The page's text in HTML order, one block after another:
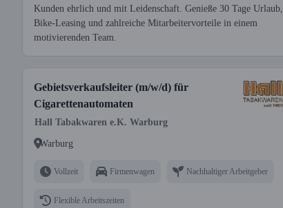
Kunden ehrlich und mit Leidenschaft. Genieße 30 Tage Urlaub,
Bike-Leasing und zahlreiche Mitarbeitervorteile in einem
motivierenden Team.
Gebietsverkaufsleiter (m/w/d) für
Cigarettenautomaten
Hall Tabakwaren e.K. Warburg
Warburg
Vollzeit Firmenwagen Nachhaltiger Arbeitgeber
Flexible Arbeitszeiten